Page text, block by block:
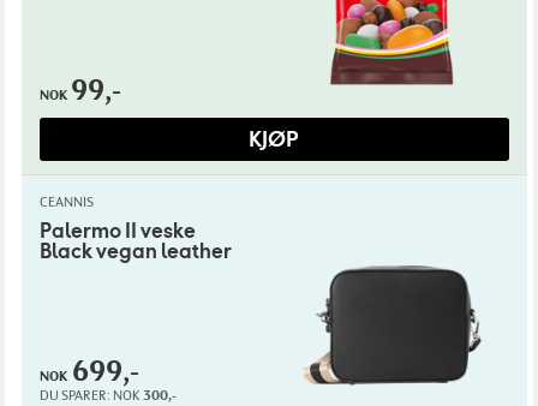
NOK 99,-
KJØP
CEANNIS
Palermo II veske
Black vegan leather
NOK 699,-
DU SPARER: NOK 300,-